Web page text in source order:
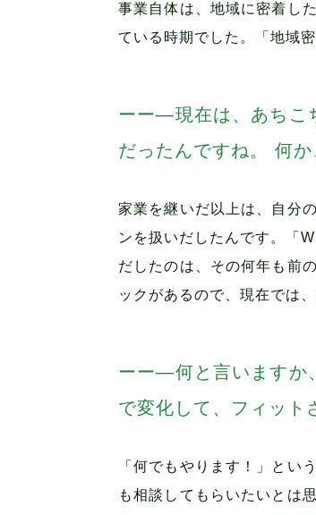
事業自体は、地域に密着し
ている時期でした。「地域
―現在は、あちこ
だったんですね。 何
家業を継いだ以上は、自分
ンを扱いだしたんです。「
だしたのは、その何年も前
ックがあるので、現在では
―何と言いますか
で変化して、フィット
「何でもやります！」とい
も相談してもらいたいとは